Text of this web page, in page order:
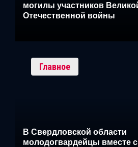
могилы участников
Отечественной войны
Главное
В Свердловской области
молодогвардейцы вместе